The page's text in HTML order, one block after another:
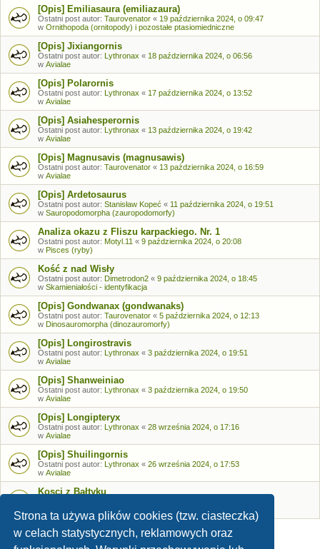
Strona ta używa plików cookies (tzw. ciasteczka)
w celach statystycznych, reklamowych oraz
[Opis] Emiliasaura (emiliazaura)
Ostatni post autor: Taurovenator « 19 października 2024, o 09:47
w Ornithopoda (ornitopody) i pozostałe ptasiomiedniczne
[Opis] Jixiangornis
Ostatni post autor: Lythronax « 18 października 2024, o 06:56
w Avialae
[Opis] Polarornis
Ostatni post autor: Lythronax « 17 października 2024, o 13:52
w Avialae
[Opis] Asiahesperornis
Ostatni post autor: Lythronax « 13 października 2024, o 19:42
w Avialae
[Opis] Magnusavis (magnusawis)
Ostatni post autor: Taurovenator « 13 października 2024, o 16:59
w Avialae
[Opis] Ardetosaurus
Ostatni post autor: Stanisław Kopeć « 11 października 2024, o 19:51
w Sauropodomorpha (zauropodomorfy)
Analiza okazu z Fliszu karpackiego. Nr. 1
Ostatni post autor: Motyl.11 « 9 października 2024, o 20:08
w Pisces (ryby)
Kość z nad Wisły
Ostatni post autor: Dimetrodon2 « 9 października 2024, o 18:45
w Skamieniałości - identyfikacja
[Opis] Gondwanax (gondwanaks)
Ostatni post autor: Taurovenator « 5 października 2024, o 12:13
w Dinosauromorpha (dinozauromorfy)
[Opis] Longirostravis
Ostatni post autor: Lythronax « 3 października 2024, o 19:51
w Avialae
[Opis] Shanweiniao
Ostatni post autor: Lythronax « 3 października 2024, o 19:50
w Avialae
[Opis] Longipteryx
Ostatni post autor: Lythronax « 28 września 2024, o 17:16
w Avialae
[Opis] Shuilingornis
Ostatni post autor: Lythronax « 26 września 2024, o 17:53
w Avialae
Kosci z Bałtyku
Skamieniałości - identyfikacja